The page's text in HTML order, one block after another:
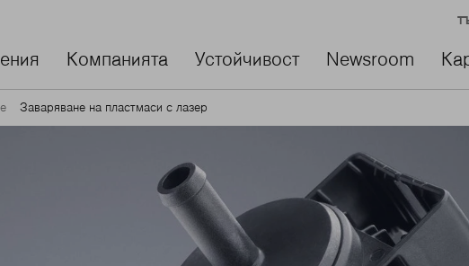
Компанията Устойчивост Newsroom
Заваряване на пластмаси с лазер